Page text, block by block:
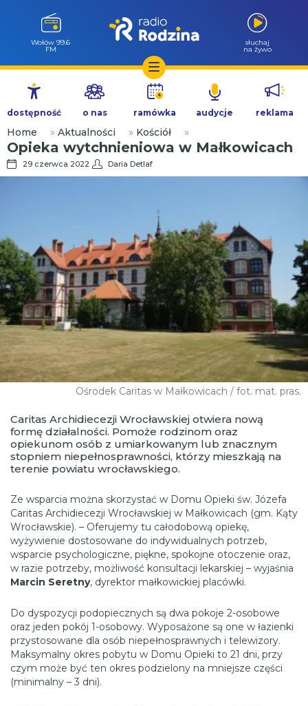
Przejdź
treści
Wołów 99.6
FM
słuchaj
na żywo
dostępność o nas ramówka audycje reklama
Home » Aktualności » Kościół »
Opieka wytchnieniowa w Małkowicach
29 czerwca 2022 Daria Detlaf
Ośrodek Caritas w Małkowicach / fot. mat. pras.
Caritas Archidiecezji Wrocławskiej otwiera nową
formę działalności. Pomoże rodzinom oraz
opiekunom osób z umiarkowanym lub znacznym
stopniem niepełnosprawności, którzy mieszkają na
terenie powiatu wrocławskiego.
Ze wsparcia można skorzystać w Domu Opieki św. Józefa
Caritas Archidiecezji Wrocławskiej w Małkowicach (gm. Kąty
Wrocławskie). – Oferujemy tu całodobową opiekę,
wyżywienie dostosowane do indywidualnych potrzeb,
wsparcie psychologiczne, piękne, spokojne otoczenie oraz,
w razie potrzeby, możliwość konsultacji lekarskiej – wyjaśnia
Marcin Seretny, dyrektor małkowickiej placówki.
Do dyspozycji podopiecznych są dwa pokoje 2-osobowe
oraz jeden pokój 1-osobowy. Wyposażone są one w łazienki
przystosowane dla osób niepełnosprawnych i telewizory.
Maksymalny okres pobytu w Domu Opieki to 21 dni, przy
czym może być ten okres podzielony na mniejsze części
(minimalny – 3 dni).